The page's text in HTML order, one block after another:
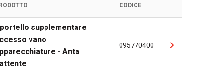
CODICE
supplementare
vano
- Anta
095770400